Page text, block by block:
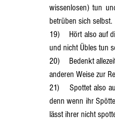
wissenlosen) tun
betrüben sich selbst.
19)	Hört also auf die wahrlichen Propheten und ihre Lehre, denn sie sind euch deutliche Warner, dass ihr nicht Böses
und nicht Übles tun
20)	Bedenkt allezeit, dass ihr für alles, was ihr des Unrechtens tut, zu seiner Zeit (früher oder später) in der einen oder
anderen Weise zur
21)	Spottet also auch nicht der Wahrheit und der Lehre der Wahrheit, der Lehre des Geistes, der Lehre des Lebens,
denn wenn ihr
lässt ihrer nicht